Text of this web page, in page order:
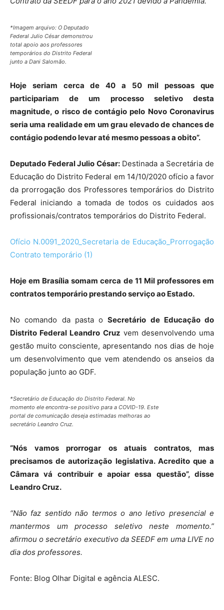
*Imagem arquivo: O Deputado
Federal Julio César demonstrou
total apoio aos professores
temporários do Distrito Federal
junto a Dani Salomão.
Hoje seriam cerca de 40 a 50 mil pessoas que
participariam de um processo seletivo desta
magnitude, o risco de contágio pelo Novo Coronavirus
seria uma realidade em um grau elevado de chances de
contágio podendo levar até mesmo pessoas a obito”.
Deputado Federal Julio César:Destinada a Secretária de
Educação do Distrito Federal em 14/10/2020 ofício a favor
da prorrogação dos Professores temporários do Distrito
Federal iniciando a tomada de todos os cuidados aos
profissionais/contratos temporários do Distrito Federal.
Ofício N.0091_2020_Secretaria de Educação_Prorrogação
Contrato temporário (1)
Hoje em Brasília somam cerca de 11 Mil professores em
contratos temporário prestando serviço ao Estado.
No comando da pasta oSecretário de Educação do
Distrito Federal Leandro Cruz vem desenvolvendo uma
gestão muito consciente, apresentando nos dias de hoje
um desenvolvimento que vem atendendo os anseios da
população junto ao GDF.
*Secretário de Educação do Distrito Federal. No
momento ele encontra-se positivo para a COVID-19. Este
portal de comunicação deseja estimadas melhoras ao
secretário Leandro Cruz.
“Nós vamos prorrogar os atuais contratos, mas
precisamos de autorização legislativa. Acredito que a
Câmara vá contribuir e apoiar essa questão”, disse
Leandro Cruz.
“Não faz sentido não termos o ano letivo presencial e
mantermos um processo seletivo neste momento.”
afirmou o secretário executivo da SEEDF em uma LIVE no
dia dos professores.
Fonte: Blog Olhar Digital e agência ALESC.